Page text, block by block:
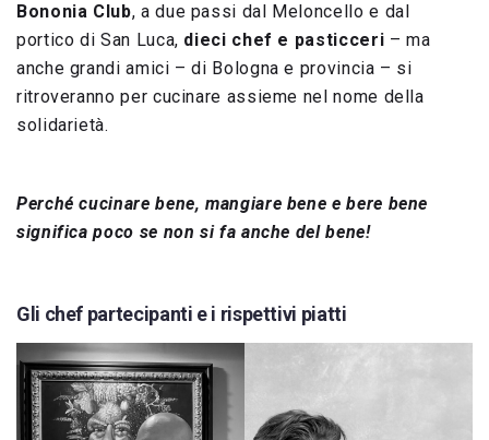
Bononia Club, a due passi dal Meloncello e dal
portico di San Luca, dieci chef e pasticceri – ma
anche grandi amici – di Bologna e provincia – si
ritroveranno per cucinare assieme nel nome della
solidarietà.
Perché cucinare bene, mangiare bene e bere bene
significa poco se non si fa anche del bene!
Gli chef partecipanti e i rispettivi piatti